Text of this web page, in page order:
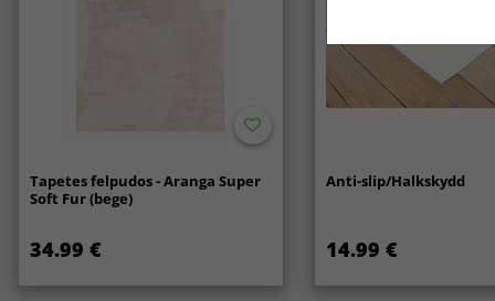
Tapetes felpudos - Aranga Super
Soft Fur (bege)
34.99 €
Anti-slip/Halkskydd
14.99 €